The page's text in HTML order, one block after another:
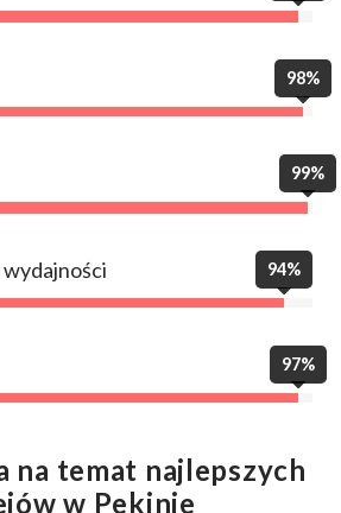
98%
99%
94%
97%
na temat najlepszych
w Pekinie